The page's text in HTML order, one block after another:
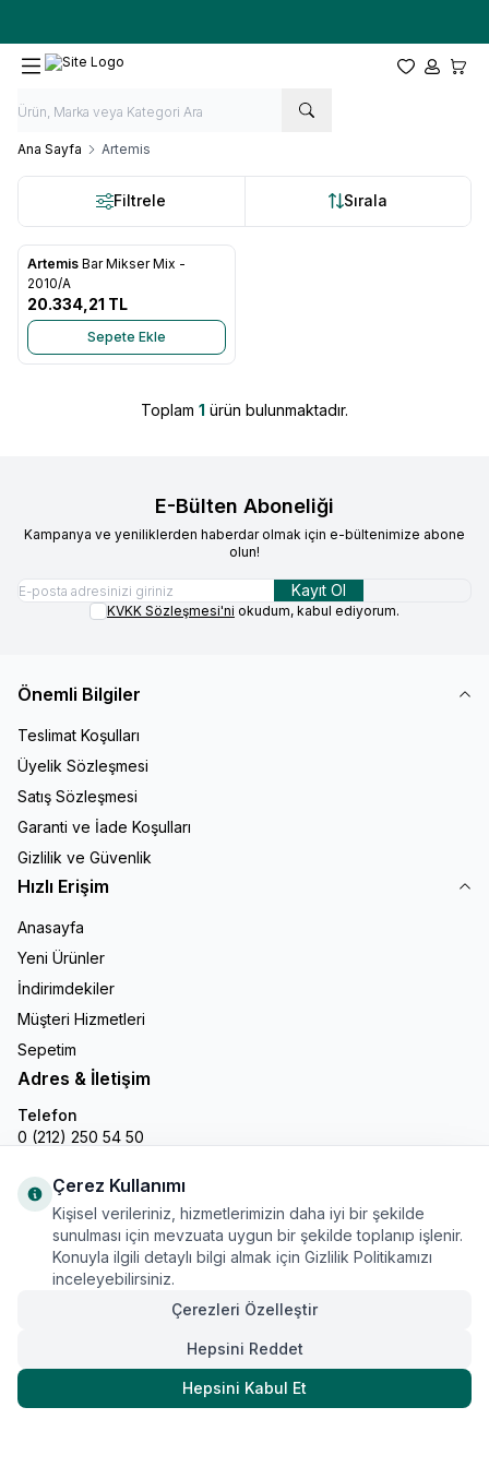
Favorilerim
Hesabım
Ana Sayfa Artemis
Filtrele Sırala
Favorilere Ekle
Artemis Bar Mikser Mix -
2010/A
20.334,21 TL
Sepete Ekle
Toplam 1 ürün bulunmaktadır.
E-Bülten Aboneliği
Kampanya ve yeniliklerden haberdar olmak için e-bültenimize abone
olun!
Kayıt Ol
KVKK Sözleşmesi'ni okudum, kabul ediyorum.
Önemli Bilgiler
Teslimat Koşulları
Üyelik Sözleşmesi
Satış Sözleşmesi
Garanti ve İade Koşulları
Gizlilik ve Güvenlik
Hızlı Erişim
Anasayfa
Yeni Ürünler
İndirimdekiler
Müşteri Hizmetleri
Sepetim
Adres & İletişim
Telefon
0 (212) 250 54 50
info@gastronline.com
İnstagram
Çerez Kullanımı
Kişisel verileriniz, hizmetlerimizin daha iyi bir şekilde
sunulması için mevzuata uygun bir şekilde toplanıp işlenir.
Konuyla ilgili detaylı bilgi almak için Gizlilik Politikamızı
inceleyebilirsiniz.
Çerezleri Özelleştir
Hepsini Reddet
Hepsini Kabul Et